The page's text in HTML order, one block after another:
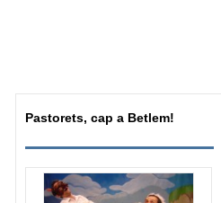
Pastorets, cap a Betlem!